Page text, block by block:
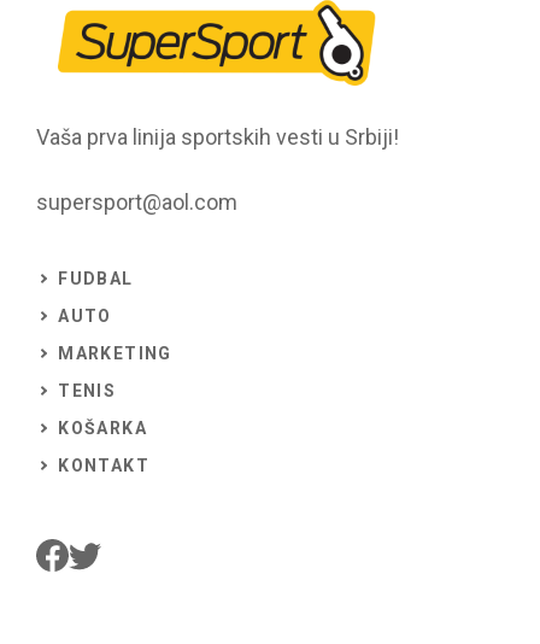
Vaša prva linija sportskih vesti u Srbiji!
supersport@aol.com
FUDBAL
AUTO
MARKETING
TENIS
KOŠARKA
KONTAKT